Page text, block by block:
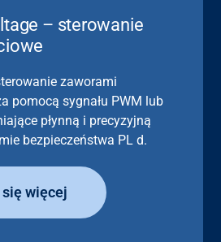
– sterowanie
zaworami
pomocą sygnału PWM lub
płynną i precyzyjną
bezpieczeństwa PL d.
więcej